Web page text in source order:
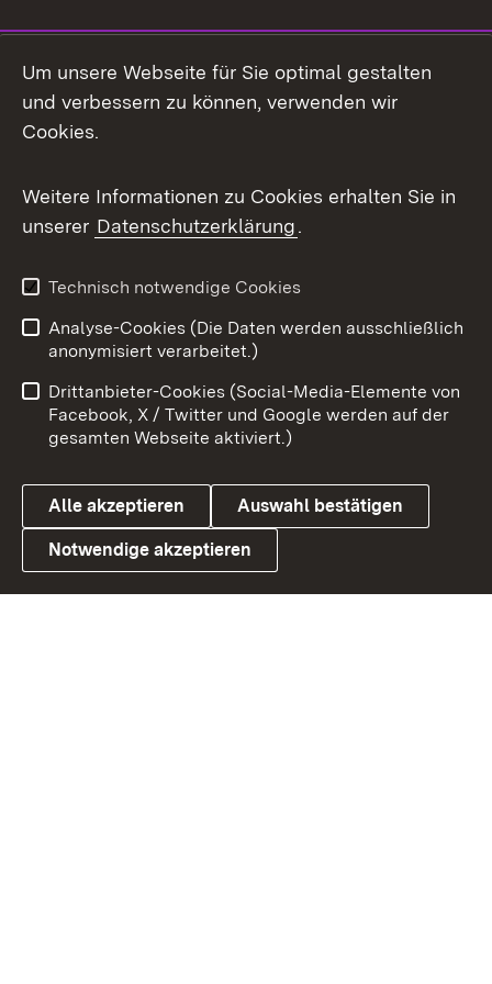
Facebook
X / Twitter
Youtube
Link zum Landesportal
Impressum
Kontakt
Barrierefreiheit
Datenschutz
Cookies
Um unsere Webseite für Sie optimal gestalten
und verbessern zu können, verwenden wir
Cookies.
Weitere Informationen zu Cookies erhalten Sie in
unserer Datenschutzerklärung.
Technisch notwendige Cookies
Analyse-Cookies (Die Daten werden ausschließlich
anonymisiert verarbeitet.)
Drittanbieter-Cookies (Social-Media-Elemente von
Facebook, X / Twitter und Google werden auf der
gesamten Webseite aktiviert.)
Alle akzeptieren Auswahl bestätigen
Notwendige akzeptieren